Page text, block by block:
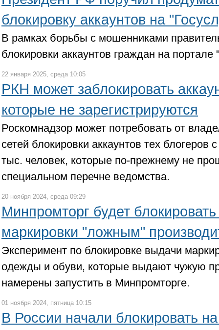
блокировку аккаунтов на
В рамках борьбы с мошенниками
блокировки аккаунтов граждан на портале
22 января 2025, среда 10:05
РКН может заблокировать
которые не зарегистрируются
Роскомнадзор может потребовать от
сетей блокировки аккаунтов тех блогеров
тыс. человек, которые по-прежнему не
специальном перечне ведомства.
20 ноября 2024, среда 09:29
Минпромторг будет
маркировки "ложным"
Эксперимент по блокировке выдачи
одежды и обуви, которые выдают чужую
намерены запустить в Минпромторге.
01 ноября 2024, пятница 10:15
В России начали блокировать